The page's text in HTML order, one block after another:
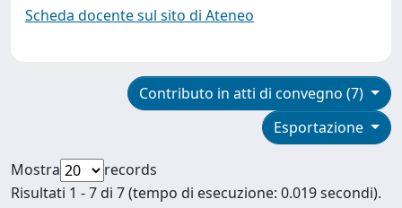
Scheda docente sul sito di Ateneo
Contributo in atti di convegno (7)
Esportazione
Mostra
records
Risultati 1 - 7 di 7 (tempo di esecuzione: 0.019 secondi).